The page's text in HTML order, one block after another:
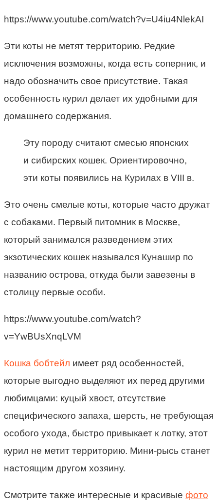
https://www.youtube.com/watch?v=U4iu4NlekAI
Эти коты не метят территорию. Редкие
исключения возможны, когда есть соперник, и
надо обозначить свое присутствие. Такая
особенность курил делает их удобными для
домашнего содержания.
Эту породу считают смесью японских
и сибирских кошек. Ориентировочно,
эти коты появились на Курилах в VIII в.
Это очень смелые коты, которые часто дружат
с собаками. Первый питомник в Москве,
который занимался разведением этих
экзотических кошек назывался Кунашир по
названию острова, откуда были завезены в
столицу первые особи.
https://www.youtube.com/watch?
v=YwBUsXnqLVM
Кошка бобтейл имеет ряд особенностей,
которые выгодно выделяют их перед другими
любимцами: куцый хвост, отсутствие
специфического запаха, шерсть, не требующая
особого ухода, быстро привыкает к лотку, этот
курил не метит территорию. Мини-рысь станет
настоящим другом хозяину.
Смотрите также интересные и красивые фото